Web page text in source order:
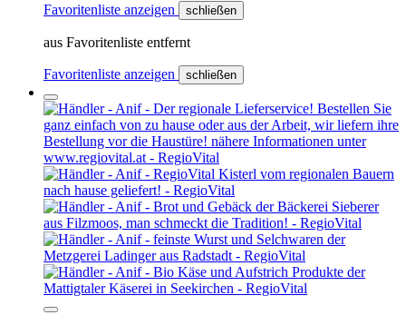
Favoritenliste anzeigen schließen
aus Favoritenliste entfernt
Favoritenliste anzeigen schließen